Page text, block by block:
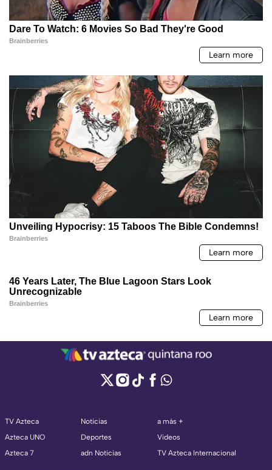
TV Azteca
Azteca UNO
Azteca 7
Noticias
Deportes
adn Noticias
a más +
Videos
TV Azteca Internacional